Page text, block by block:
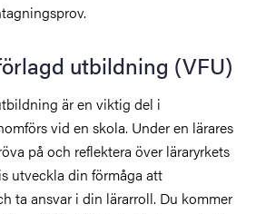
utbildning (VFU)
är en viktig del i
vid en skola. Under en lärares
på och reflektera över läraryrkets
utveckla din förmåga att
ta ansvar i din lärarroll. Du kommer